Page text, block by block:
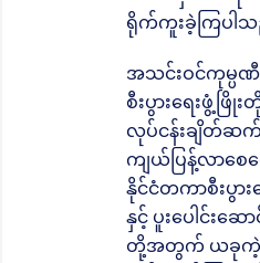
ရိုက်ကူးခဲ့ကြပါ
အသင်းဝင်ကုမ္ပဏီ
စီးပွားရေးဖွံ့ဖြို
လုပ်ငန်းချိတ်ဆက်
ကျယ်ပြန့်လာစေရ
နိုင်ငံတကာစီးပွား
နှင့် ပူးပေါင်းဆေ
တို့အတွက် ယခုကဲ့သို့